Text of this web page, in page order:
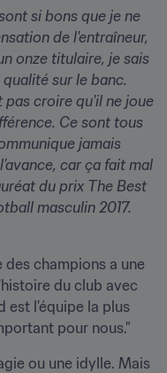
si bons que je ne
de l'entraîneur,
onze titulaire, je sais
sur le banc.
pas croire qu'il ne joue
Ce sont tous
jamais
car ça fait mal
du prix The Best
masculin 2017.
champions a une
du club avec
est l'équipe la plus
pour nous."
ou une idylle. Mais